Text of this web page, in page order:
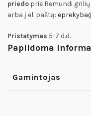
priedo prie Remundi
arba į el. paštą:
Pristatymas 5-7 d.d.
Papildoma
Gamintojas